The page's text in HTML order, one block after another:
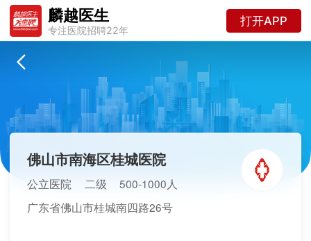
麟越医生
专注医院招聘22年
打开APP
佛山市南海区桂城医院
公立医院 二级
500-1000人
广东省佛山市桂城南四路26号